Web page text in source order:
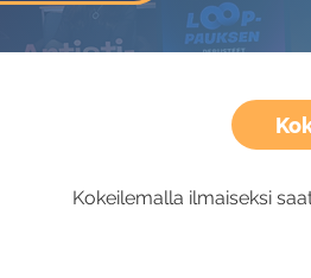
Kokeilemalla ilmaiseksi